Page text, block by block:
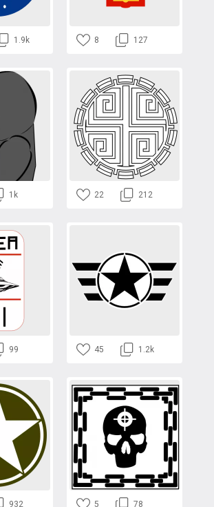
1.9k 8 127
1k 22 212
99 45 1.2k
932 5 78